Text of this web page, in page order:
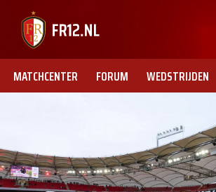
MATCHCENTER FORUM WEDSTRIJDEN